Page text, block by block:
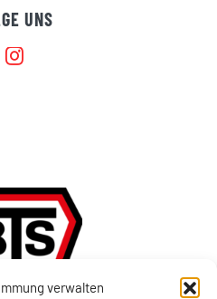
verwalten
UNS